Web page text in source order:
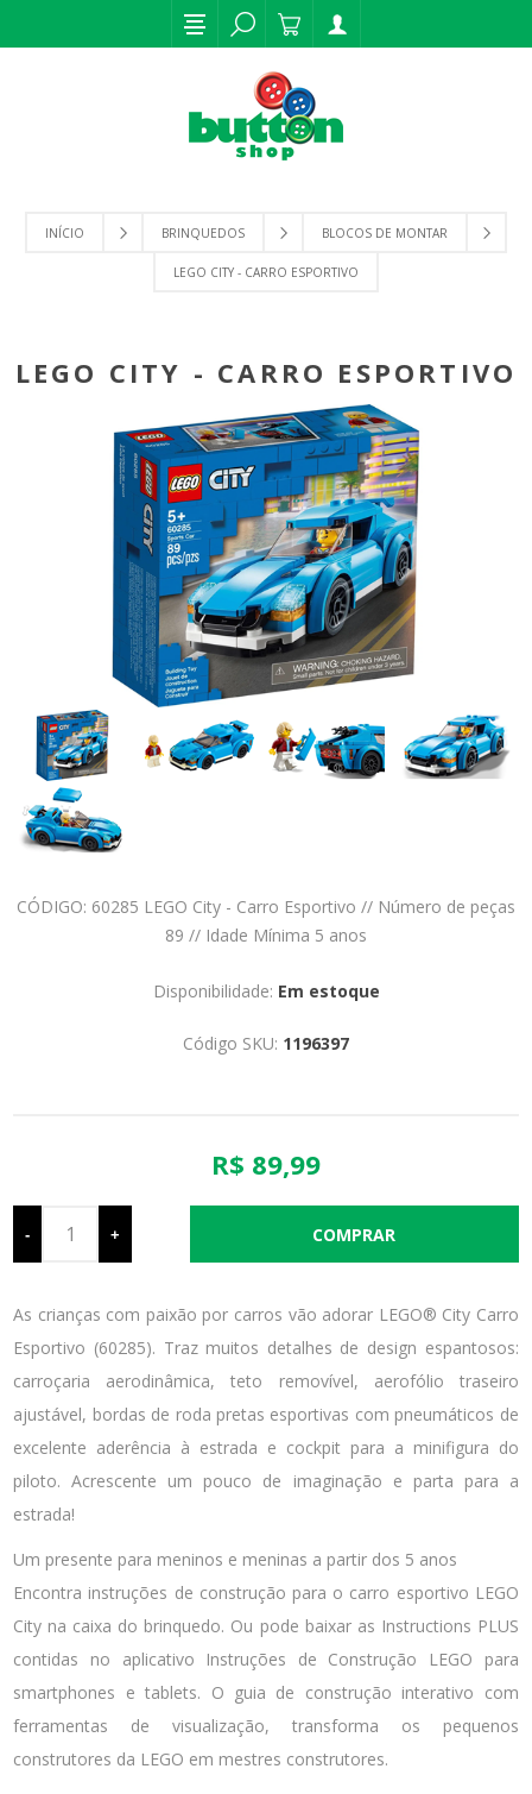
INÍCIO BRINQUEDOS BLOCOS DE MONTAR
LEGO CITY - CARRO ESPORTIVO
LEGO CITY - CARRO ESPORTIVO
CÓDIGO: 60285 LEGO City - Carro Esportivo // Número de peças
89 // Idade Mínima 5 anos
Disponibilidade: Em estoque
Código SKU: 1196397
R$ 89,99
- +
As crianças com paixão por carros vão adorar LEGO® City Carro
Esportivo (60285). Traz muitos detalhes de design espantosos:
carroçaria aerodinâmica, teto removível, aerofólio traseiro
ajustável, bordas de roda pretas esportivas com pneumáticos de
excelente aderência à estrada e cockpit para a minifigura do
piloto. Acrescente um pouco de imaginação e parta para a
estrada!
Um presente para meninos e meninas a partir dos 5 anos
Encontra instruções de construção para o carro esportivo LEGO
City na caixa do brinquedo. Ou pode baixar as Instructions PLUS
contidas no aplicativo Instruções de Construção LEGO para
smartphones e tablets. O guia de construção interativo com
ferramentas de visualização, transforma os pequenos
construtores da LEGO em mestres construtores.